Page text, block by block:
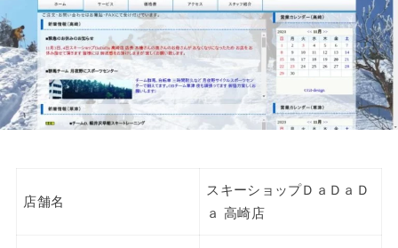
店舗名
スキーショップＤａＤａＤ
ａ 高崎店